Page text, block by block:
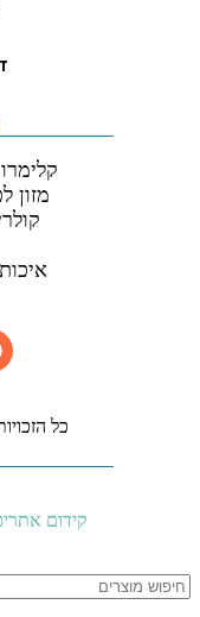
מזון
כל
קידום